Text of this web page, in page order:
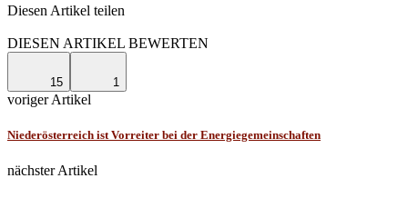
Diesen Artikel teilen
DIESEN ARTIKEL BEWERTEN
15 1
voriger Artikel
Niederösterreich ist Vorreiter bei der Energiegemeinschaften
nächster Artikel